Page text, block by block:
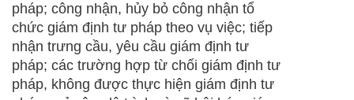
pháp; công nhận, hủy bỏ công nhận tổ
chức giám định tư pháp theo vụ việc; tiếp
nhận trưng cầu, yêu cầu giám định tư
pháp; các trường hợp từ chối giám định tư
pháp, không được thực hiện giám định tư